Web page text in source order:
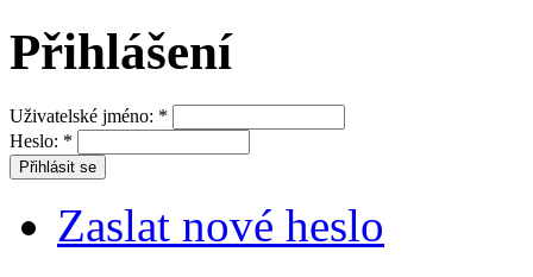
Přihlášení
Uživatelské jméno: *
Heslo: *
Zaslat nové heslo